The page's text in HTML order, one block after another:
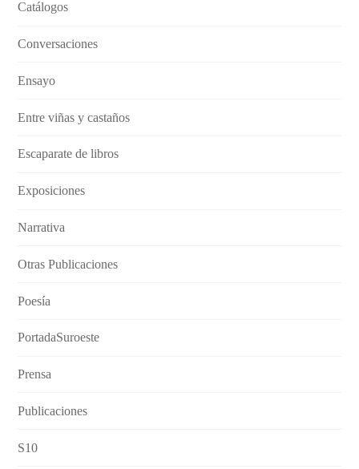
Catálogos
Conversaciones
Ensayo
Entre viñas y castaños
Escaparate de libros
Exposiciones
Narrativa
Otras Publicaciones
Poesía
PortadaSuroeste
Prensa
Publicaciones
S10